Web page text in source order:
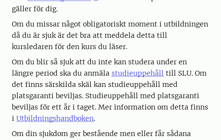
gäller för dig.
Om du missar något obligatoriskt moment i utbildningen
då du är sjuk är det bra att meddela detta till
kursledaren för den kurs du läser.
Om du blir så sjuk att du inte kan studera under en
längre period ska du anmäla studieuppehåll till SLU. Om
det finns särskilda skäl kan studieuppehåll med
platsgaranti beviljas. Studieuppehåll med platsgaranti
beviljas för ett år i taget. Mer information om detta finns
i Utbildningshandboken.
Om din sjukdom ger bestående men eller får sådana